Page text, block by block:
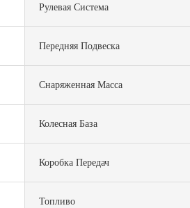
Рулевая Система
Передняя Подвеска
Снаряженная Масса
Колесная База
Коробка Передач
Топливо